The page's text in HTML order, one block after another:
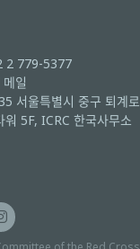
2 779-5377
일
서울특별시 중구 퇴계로
5F, ICRC 한국사무소